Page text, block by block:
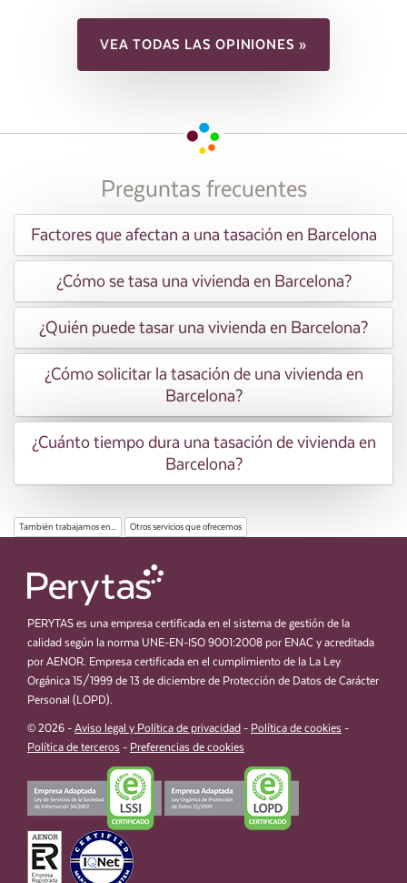
VEA TODAS LAS OPINIONES »
Preguntas frecuentes
Factores que afectan a una tasación en Barcelona
¿Cómo se tasa una vivienda en Barcelona?
¿Quién puede tasar una vivienda en Barcelona?
¿Cómo solicitar la tasación de una vivienda en
Barcelona?
¿Cuánto tiempo dura una tasación de vivienda en
Barcelona?
También trabajamos en... Otros servicios que ofrecemos
PERYTAS es una empresa certificada en el sistema de gestión de la
calidad según la norma UNE-EN-ISO 9001:2008 por ENAC y acreditada
por AENOR. Empresa certificada en el cumplimiento de la La Ley
Orgánica 15/1999 de 13 de diciembre de Protección de Datos de Carácter
Personal (LOPD).
© 2026 - Aviso legal y Política de privacidad - Política de cookies -
Política de terceros - Preferencias de cookies